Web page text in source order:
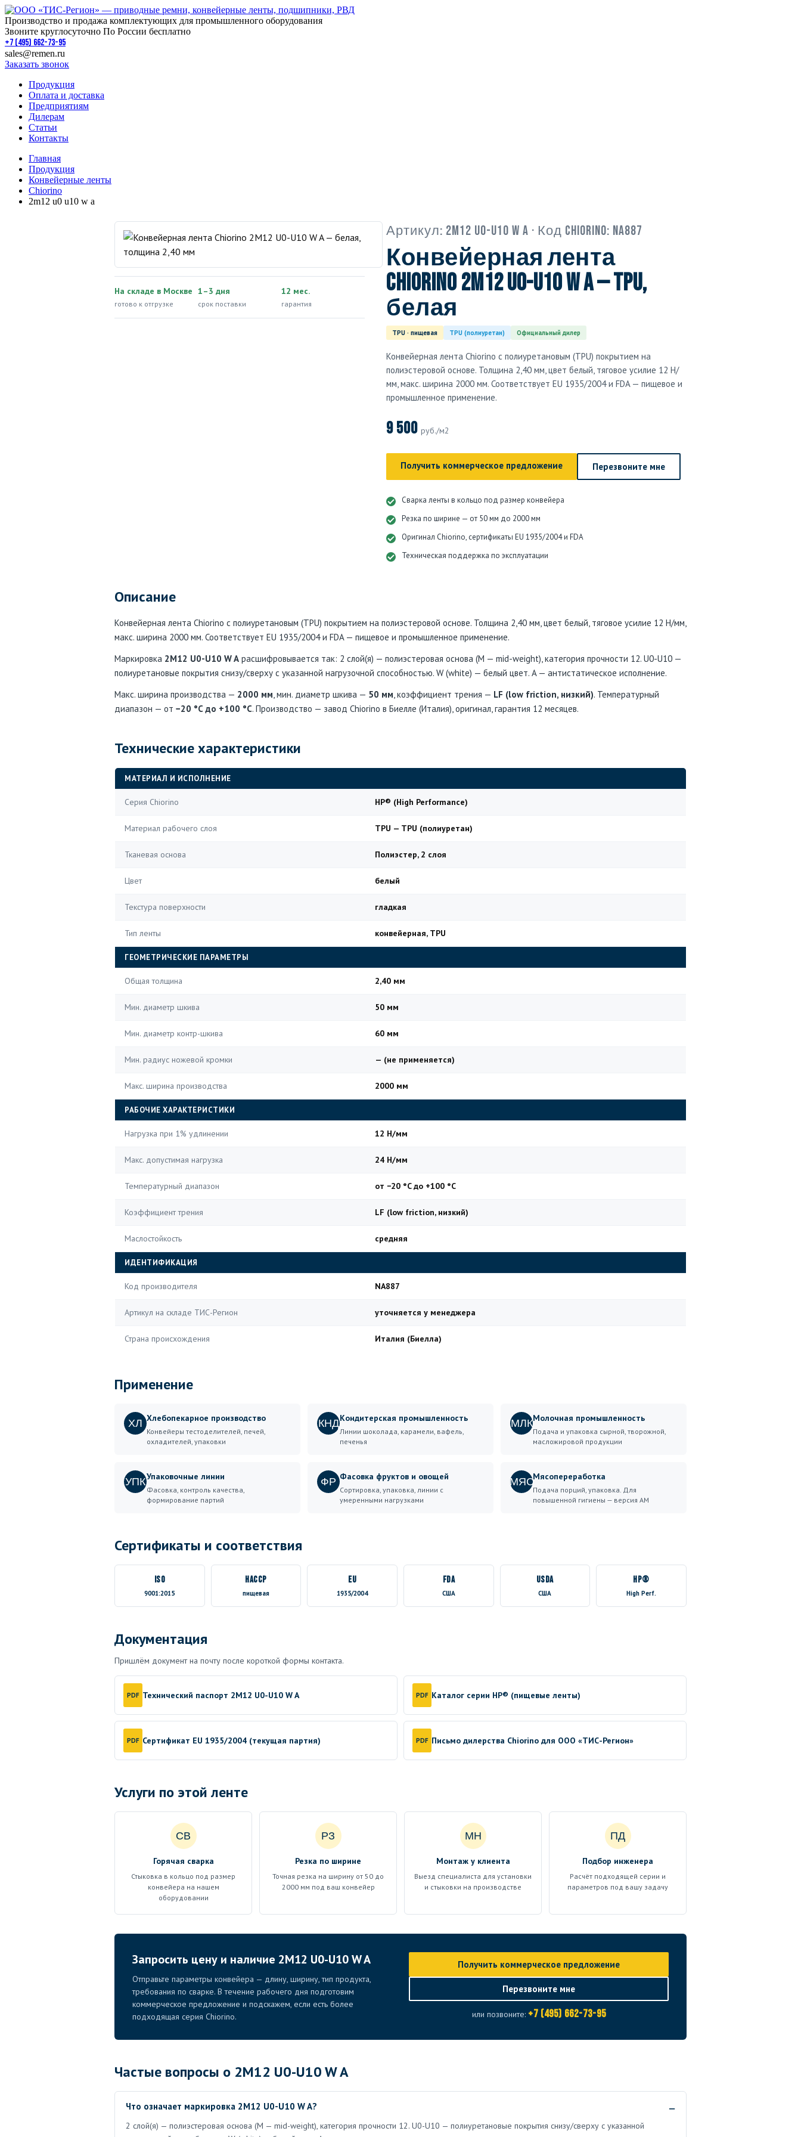
Производство и продажа комплектующих для промышленного оборудования
Звоните круглосуточно По России бесплатно
+7 (495) 662-73-95
sales@remen.ru
Заказать звонок
Продукция
Оплата и доставка
Предприятиям
Дилерам
Статьи
Контакты
Главная
Продукция
Конвейерные ленты
Chiorino
2m12 u0 u10 w a
На складе в Москве
готово к отгрузке
1–3 дня
срок поставки
12 мес.
гарантия
Артикул: 2M12 U0-U10 W A · Код Chiorino: NA887
Конвейерная лента
Chiorino 2M12 U0-U10 W A — TPU,
белая
TPU · пищевая TPU (полиуретан) Официальный дилер
Конвейерная лента Chiorino с полиуретановым (TPU) покрытием на
полиэстеровой основе. Толщина 2,40 мм, цвет белый, тяговое усилие 12 Н/
мм, макс. ширина 2000 мм. Соответствует EU 1935/2004 и FDA — пищевое и
промышленное применение.
9 500 руб./м2
Получить коммерческое предложение Перезвоните мне
Сварка ленты в кольцо под размер конвейера
Резка по ширине — от 50 мм до 2000 мм
Оригинал Chiorino, сертификаты EU 1935/2004 и FDA
Техническая поддержка по эксплуатации
Описание
Конвейерная лента Chiorino с полиуретановым (TPU) покрытием на полиэстеровой основе. Толщина 2,40 мм, цвет белый, тяговое усилие 12 Н/мм,
макс. ширина 2000 мм. Соответствует EU 1935/2004 и FDA — пищевое и промышленное применение.
Маркировка 2M12 U0-U10 W A расшифровывается так: 2 слой(я) — полиэстеровая основа (M — mid-weight), категория прочности 12. U0-U10 —
полиуретановые покрытия снизу/сверху с указанной нагрузочной способностью. W (white) — белый цвет. A — антистатическое исполнение.
Макс. ширина производства — 2000 мм, мин. диаметр шкива — 50 мм, коэффициент трения — LF (low friction, низкий). Температурный
диапазон — от −20 °C до +100 °C. Производство — завод Chiorino в Биелле (Италия), оригинал, гарантия 12 месяцев.
Технические характеристики
МАТЕРИАЛ И ИСПОЛНЕНИЕ
Серия Chiorino HP® (High Performance)
Материал рабочего слоя TPU — TPU (полиуретан)
Тканевая основа Полиэстер, 2 слоя
Цвет белый
Текстура поверхности гладкая
Тип ленты конвейерная, TPU
ГЕОМЕТРИЧЕСКИЕ ПАРАМЕТРЫ
Общая толщина 2,40 мм
Мин. диаметр шкива 50 мм
Мин. диаметр контр-шкива 60 мм
Мин. радиус ножевой кромки — (не применяется)
Макс. ширина производства 2000 мм
РАБОЧИЕ ХАРАКТЕРИСТИКИ
Нагрузка при 1% удлинении 12 Н/мм
Макс. допустимая нагрузка 24 Н/мм
Температурный диапазон от −20 °C до +100 °C
Коэффициент трения LF (low friction, низкий)
Маслостойкость средняя
ИДЕНТИФИКАЦИЯ
Код производителя NA887
Артикул на складе ТИС-Регион уточняется у менеджера
Страна происхождения Италия (Биелла)
Применение
ХЛ Хлебопекарное производство
Конвейеры тестоделителей, печей,
охладителей, упаковки
КНДКондитерская промышленность
Линии шоколада, карамели, вафель,
печенья
МЛКМолочная промышленность
Подача и упаковка сырной, творожной,
масложировой продукции
УПКУпаковочные линии
Фасовка, контроль качества,
формирование партий
ФР Фасовка фруктов и овощей
Сортировка, упаковка, линии с
умеренными нагрузками
МЯСМясопереработка
Подача порций, упаковка. Для
повышенной гигиены — версия AM
Сертификаты и соответствия
ISO
9001:2015
HACCP
пищевая
EU
1935/2004
FDA
США
USDA
США
HP®
High Perf.
Документация
Пришлём документ на почту после короткой формы контакта.
PDF Технический паспорт 2M12 U0-U10 W A PDF Каталог серии HP® (пищевые ленты)
PDF Сертификат EU 1935/2004 (текущая партия) PDF Письмо дилерства Chiorino для ООО «ТИС-Регион»
Услуги по этой ленте
СВ
Горячая сварка
Стыковка в кольцо под размер
конвейера на нашем
оборудовании
РЗ
Резка по ширине
Точная резка на ширину от 50 до
2000 мм под ваш конвейер
МН
Монтаж у клиента
Выезд специалиста для установки
и стыковки на производстве
ПД
Подбор инженера
Расчёт подходящей серии и
параметров под вашу задачу
Запросить цену и наличие 2M12 U0-U10 W A
Отправьте параметры конвейера — длину, ширину, тип продукта,
требования по сварке. В течение рабочего дня подготовим
коммерческое предложение и подскажем, если есть более
подходящая серия Chiorino.
Получить коммерческое предложение
Перезвоните мне
или позвоните: +7 (495) 662-73-95
Частые вопросы о 2M12 U0-U10 W A
Что означает маркировка 2M12 U0-U10 W A?
2 слой(я) — полиэстеровая основа (M — mid-weight), категория прочности 12. U0-U10 — полиуретановые покрытия снизу/сверху с указанной